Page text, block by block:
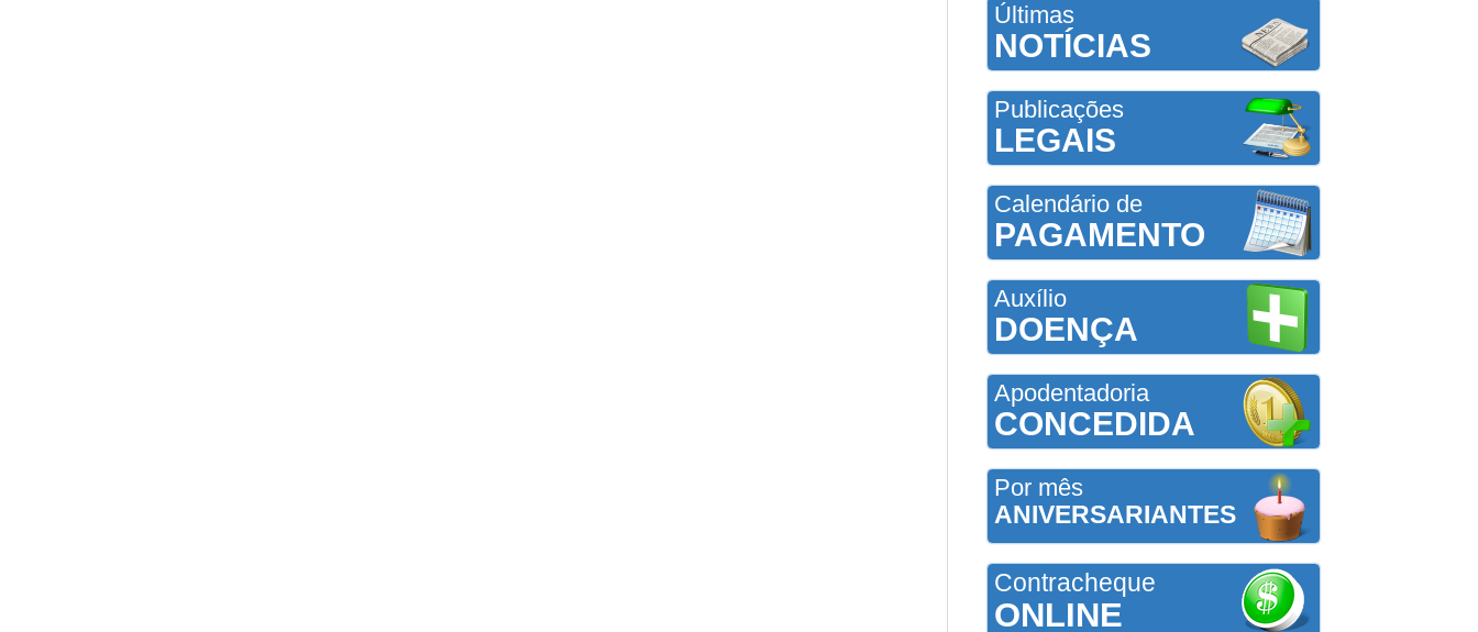
Últimas
NOTÍCIAS
Publicações
LEGAIS
Calendário de
PAGAMENTO
Auxílio
DOENÇA
Apodentadoria
CONCEDIDA
Por mês
ANIVERSARIANTES
Contracheque
ONLINE